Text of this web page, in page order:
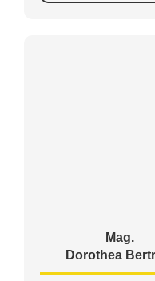
Mag.
Dorothea